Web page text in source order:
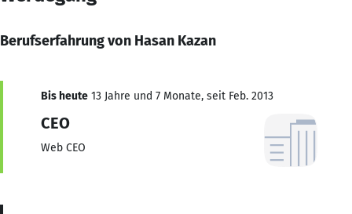
Berufserfahrung von Hasan Kazan
Bis heute 13 Jahre und 7 Monate, seit Feb. 2013
CEO
Web CEO